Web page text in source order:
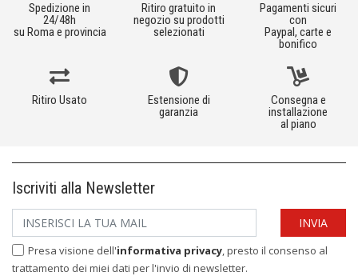
Spedizione in
24/48h
su Roma e provincia
Ritiro gratuito in
negozio su prodotti
selezionati
Pagamenti sicuri
con
Paypal, carte e
bonifico
Ritiro Usato
Estensione di
garanzia
Consegna e
installazione
al piano
Iscriviti alla Newsletter
Presa visione dell'informativa privacy, presto il consenso al
trattamento dei miei dati per l'invio di newsletter.